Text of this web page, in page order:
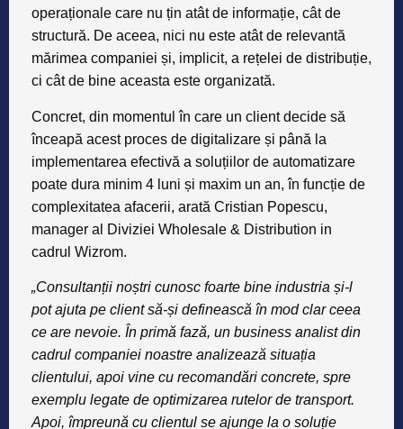
operaționale care nu țin atât de informație, cât de
structură. De aceea, nici nu este atât de relevantă
mărimea companiei și, implicit, a rețelei de distribuție,
ci cât de bine aceasta este organizată.
Concret, din momentul în care un client decide să
înceapă acest proces de digitalizare și până la
implementarea efectivă a soluțiilor de automatizare
poate dura minim 4 luni și maxim un an, în funcție de
complexitatea afacerii, arată Cristian Popescu,
manager al Diviziei Wholesale & Distribution in
cadrul Wizrom.
„Consultanții noștri cunosc foarte bine industria și-l
pot ajuta pe client să-și definească în mod clar ceea
ce are nevoie. În primă fază, un business analist din
cadrul companiei noastre analizează situația
clientului, apoi vine cu recomandări concrete, spre
exemplu legate de optimizarea rutelor de transport.
Apoi, împreună cu clientul se ajunge la o soluție